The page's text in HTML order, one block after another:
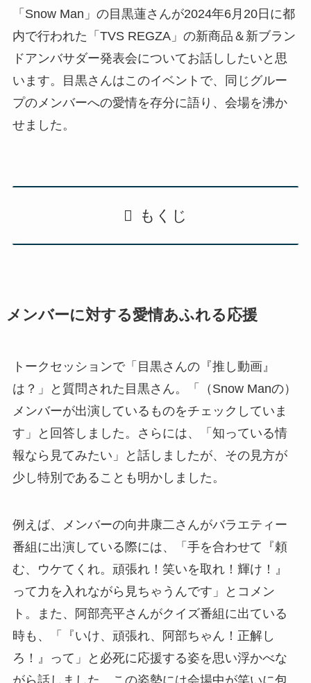
「Snow Man」の目黒蓮さんが2024年6月20日に都
内で行われた「TVS REGZA」の新商品＆新ブラン
ドアンバサダー発表会についてお話ししたいと思
います。目黒さんはこのイベントで、同じグルー
プのメンバーへの愛情を存分に語り、会場を沸か
せました。
もくじ
メンバーに対する愛情あふれる応援
トークセッションで「目黒さんの『推し動画』
は？」と質問された目黒さん。「（Snow Manの）
メンバーが出演しているものをチェックしていま
す」と回答しました。さらには、「知っている情
報なら見てみたい」と話しましたが、その見方が
少し特別であることも明かしました。
例えば、メンバーの向井康二さんがバラエティー
番組に出演している際には、「手を合わせて『頼
む、ウケてくれ。頑張れ！笑いを取れ！輝け！』
って力を入れながら見ちゃうんです」とコメン
ト。また、阿部亮平さんがクイズ番組に出ている
時も、「『いけ、頑張れ、阿部ちゃん！正解し
ろ！』って」と必死に応援する姿を思い浮かべな
がら話しました。この姿勢には会場中が笑いに包